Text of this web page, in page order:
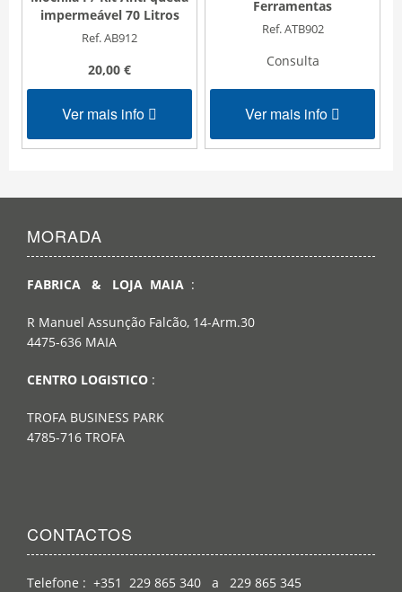
impermeável 70 Litros
Ref. AB912
20,00 €
Ver mais info
Ferramentas
Ref. ATB902
Consulta
Ver mais info
MORADA
FABRICA & LOJA MAIA :
R Manuel Assunção Falcão, 14-Arm.30
4475-636 MAIA
CENTRO LOGISTICO :
TROFA BUSINESS PARK
4785-716 TROFA
CONTACTOS
Telefone : +351 229 865 340 a 229 865 345